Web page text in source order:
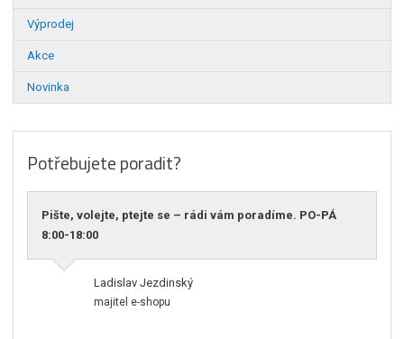
Výprodej
Akce
Novinka
Potřebujete poradit?
Pište, volejte, ptejte se – rádi vám poradíme. PO-PÁ
8:00-18:00
Ladislav Jezdinský
majitel e-shopu